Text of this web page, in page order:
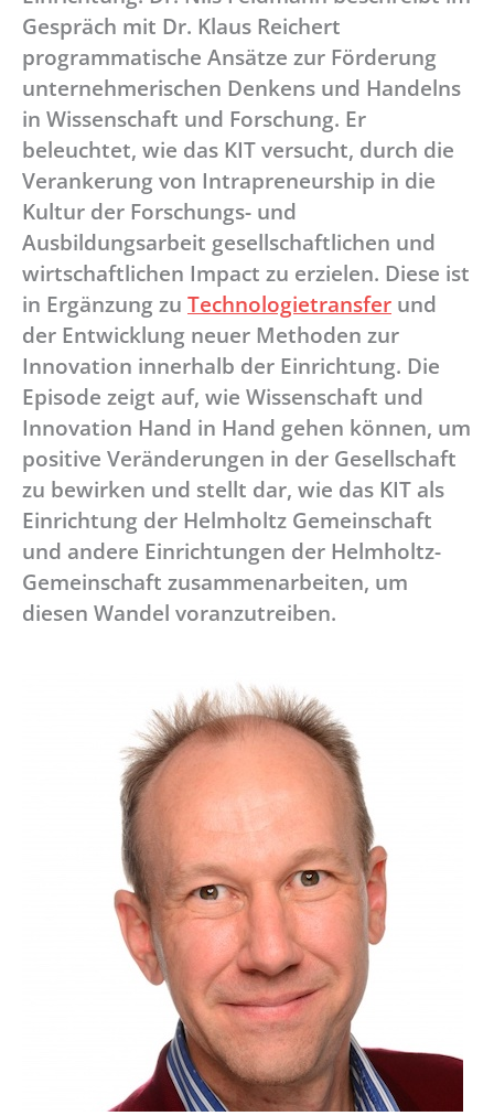
Gespräch mit Dr. Klaus Reichert
programmatische Ansätze zur Förderung
unternehmerischen Denkens und Handelns
in Wissenschaft und Forschung. Er
beleuchtet, wie das KIT versucht, durch die
Verankerung von Intrapreneurship in die
Kultur der Forschungs- und
Ausbildungsarbeit gesellschaftlichen und
wirtschaftlichen Impact zu erzielen. Diese ist
in Ergänzung zu Technologietransfer und
der Entwicklung neuer Methoden zur
Innovation innerhalb der Einrichtung. Die
Episode zeigt auf, wie Wissenschaft und
Innovation Hand in Hand gehen können, um
positive Veränderungen in der Gesellschaft
zu bewirken und stellt dar, wie das KIT als
Einrichtung der Helmholtz Gemeinschaft
und andere Einrichtungen der Helmholtz-
Gemeinschaft zusammenarbeiten, um
diesen Wandel voranzutreiben.